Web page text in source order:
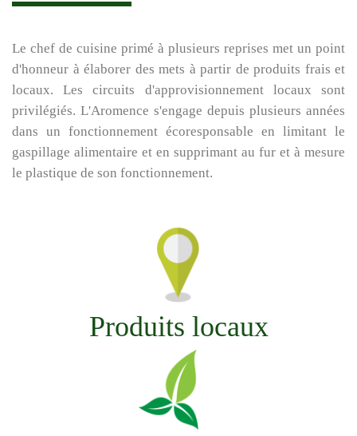
Le chef de cuisine primé à plusieurs reprises met un point
d'honneur à élaborer des mets à partir de produits frais et
locaux. Les circuits d'approvisionnement locaux sont
privilégiés. L'Aromence s'engage depuis plusieurs années
dans un fonctionnement écoresponsable en limitant le
gaspillage alimentaire et en supprimant au fur et à mesure
le plastique de son fonctionnement.
Produits locaux